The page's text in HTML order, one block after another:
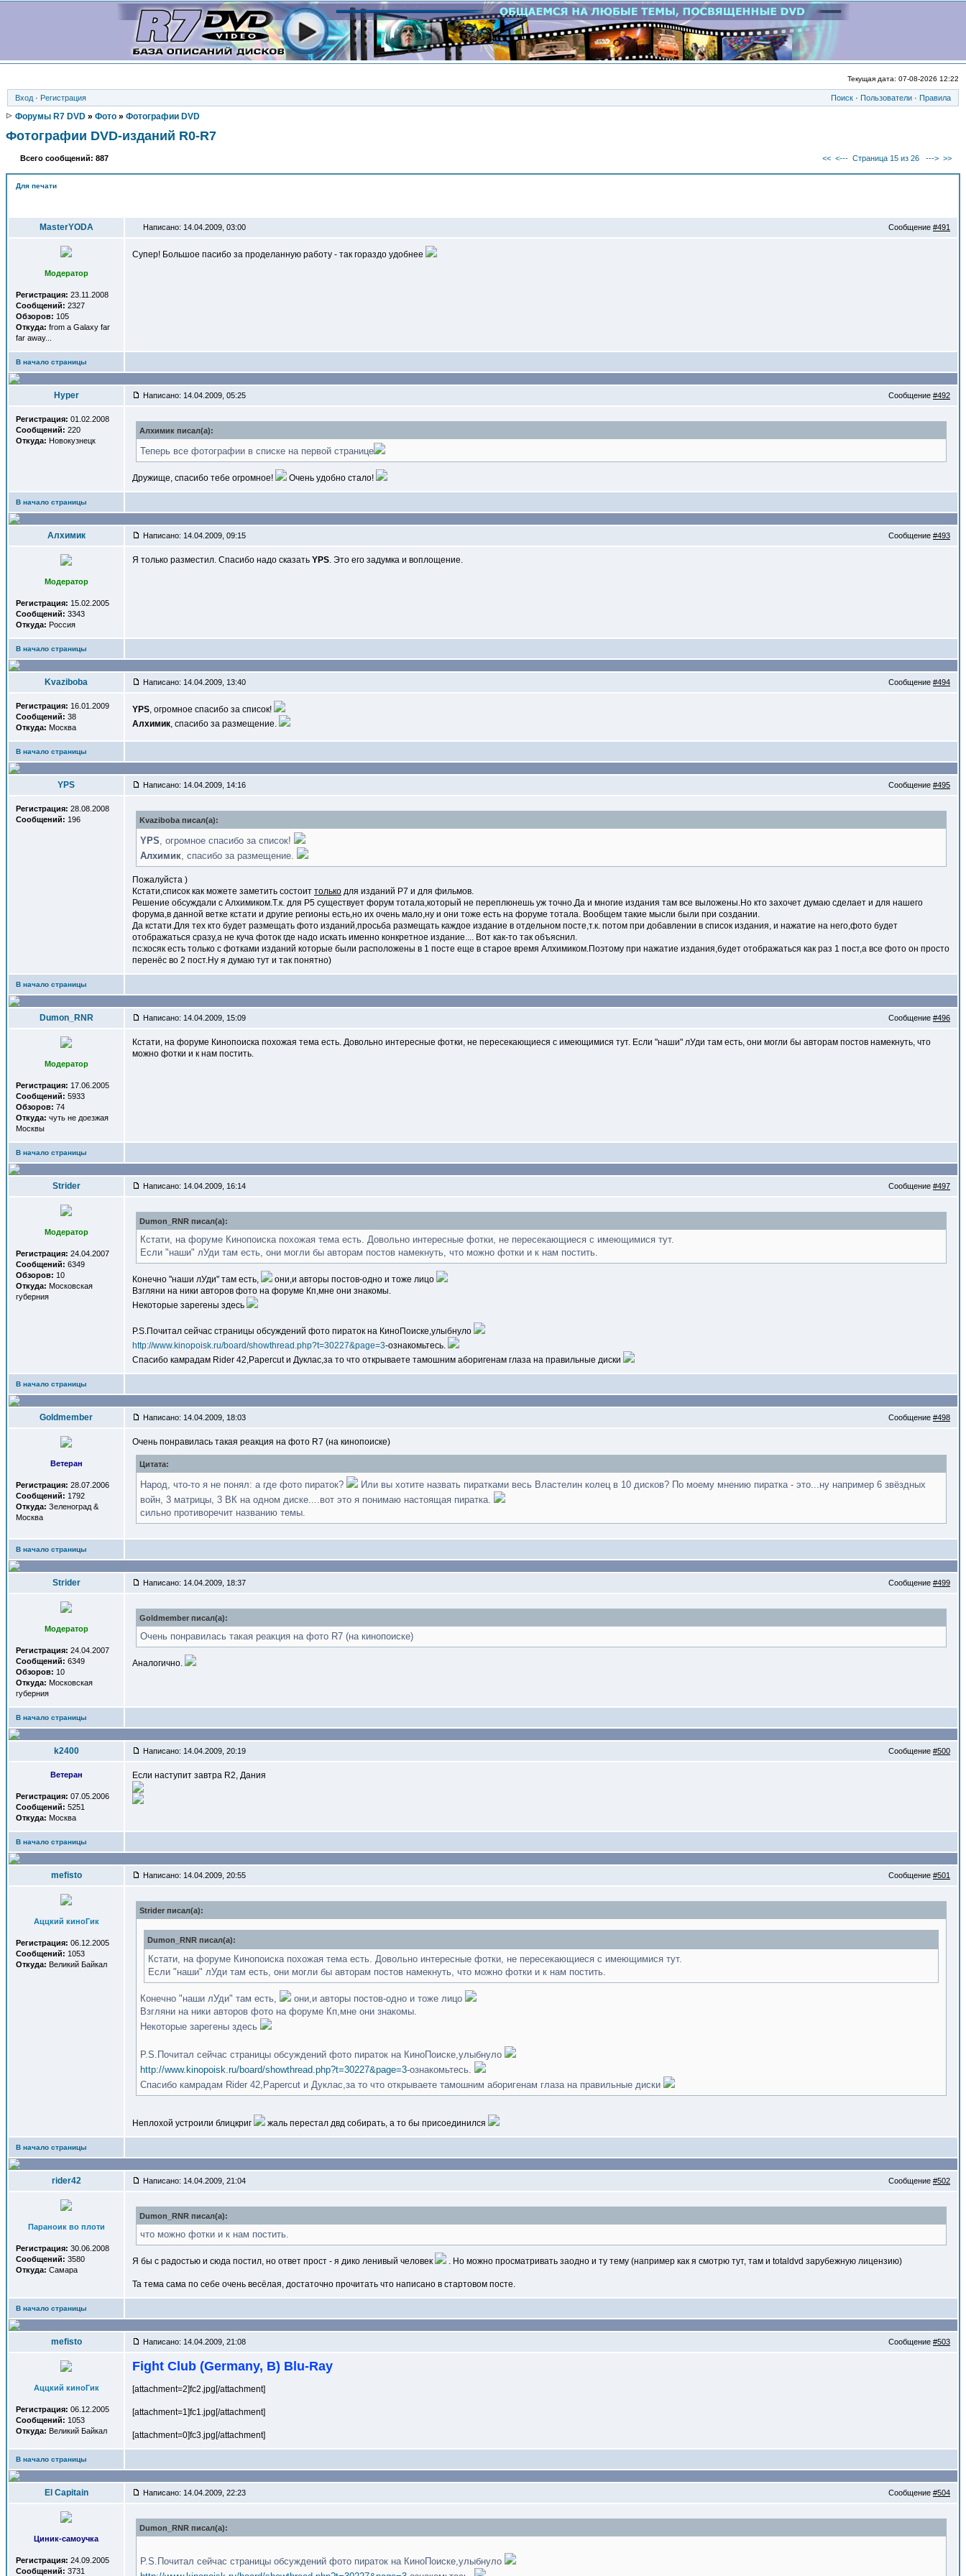
Текущая дата: 07-08-2026 12:22
Вход · Регистрация Поиск · Пользователи · Правила
Форумы R7 DVD » Фото » Фотографии DVD
Фотографии DVD-изданий R0-R7
Всего сообщений: 887 << <--- Страница 15 из 26 ---> >>
Для печати
MasterYODA Написано: 14.04.2009, 03:00 Сообщение #491
Модератор
Регистрация: 23.11.2008
Сообщений: 2327
Обзоров: 105
Откуда: from a Galaxy far
far away...
Супер! Большое пасибо за проделанную работу - так гораздо удобнее
В начало страницы
Hyper Написано: 14.04.2009, 05:25 Сообщение #492
Регистрация: 01.02.2008
Сообщений: 220
Откуда: Новокузнецк
Алхимик писал(a):
Теперь все фотографии в списке на первой странице
Дружище, спасибо тебе огромное! Очень удобно стало!
В начало страницы
Алхимик Написано: 14.04.2009, 09:15 Сообщение #493
Модератор
Регистрация: 15.02.2005
Сообщений: 3343
Откуда: Россия
Я только разместил. Спасибо надо сказать YPS. Это его задумка и воплощение.
В начало страницы
Kvaziboba Написано: 14.04.2009, 13:40 Сообщение #494
Регистрация: 16.01.2009
Сообщений: 38
Откуда: Москва
YPS, огромное спасибо за список!
Алхимик, спасибо за размещение.
В начало страницы
YPS Написано: 14.04.2009, 14:16 Сообщение #495
Регистрация: 28.08.2008
Сообщений: 196 Kvaziboba писал(a):
YPS, огромное спасибо за список!
Алхимик, спасибо за размещение.
Пожалуйста )
Кстати,список как можете заметить состоит только для изданий Р7 и для фильмов.
Решение обсуждали с Алхимиком.Т.к. для Р5 существует форум тотала,который не переплюнешь уж точно.Да и многие издания там все выложены.Но кто захочет думаю сделает и для нашего
форума,в данной ветке кстати и другие регионы есть,но их очень мало,ну и они тоже есть на форуме тотала. Вообщем такие мысли были при создании.
Да кстати.Для тех кто будет размещать фото изданий,просьба размещать каждое издание в отдельном посте,т.к. потом при добавлении в список издания, и нажатие на него,фото будет
отображаться сразу,а не куча фоток где надо искать именно конкретное издание.... Вот как-то так объяснил.
пс:косяк есть только с фотками изданий которые были расположены в 1 посте еще в старое время Алхимиком.Поэтому при нажатие издания,будет отображаться как раз 1 пост,а все фото он просто
перенёс во 2 пост.Ну я думаю тут и так понятно)
В начало страницы
Dumon_RNR Написано: 14.04.2009, 15:09 Сообщение #496
Модератор
Регистрация: 17.06.2005
Сообщений: 5933
Обзоров: 74
Откуда: чуть не доезжая
Москвы
Кстати, на форуме Кинопоиска похожая тема есть. Довольно интересные фотки, не пересекающиеся с имеющимися тут. Если "наши" лУди там есть, они могли бы авторам постов намекнуть, что
можно фотки и к нам постить.
В начало страницы
Strider Написано: 14.04.2009, 16:14 Сообщение #497
Модератор
Регистрация: 24.04.2007
Сообщений: 6349
Обзоров: 10
Откуда: Московская
губерния
Dumon_RNR писал(a):
Кстати, на форуме Кинопоиска похожая тема есть. Довольно интересные фотки, не пересекающиеся с имеющимися тут.
Если "наши" лУди там есть, они могли бы авторам постов намекнуть, что можно фотки и к нам постить.
Конечно "наши лУди" там есть,
они,и авторы постов-одно и тоже лицо
Взгляни на ники авторов фото на форуме Кп,мне они знакомы.
Некоторые зарегены здесь
P.S.Почитал сейчас страницы обсуждений фото пираток на КиноПоиске,улыбнуло
http://www.kinopoisk.ru/board/showthread.php?t=30227&page=3-ознакомьтесь.
Спасибо камрадам Rider 42,Papercut и Дуклас,за то что открываете тамошним аборигенам глаза на правильные диски
В начало страницы
Goldmember Написано: 14.04.2009, 18:03 Сообщение #498
Ветеран
Регистрация: 28.07.2006
Сообщений: 1792
Откуда: Зеленоград &
Москва
Очень понравилась такая реакция на фото R7 (на кинопоиске)
Цитата:
Народ, что-то я не понял: а где фото пираток?
Или вы хотите назвать пиратками весь Властелин колец в 10 дисков? По моему мнению пиратка - это...ну например 6 звёздных
войн, 3 матрицы, 3 ВК на одном диске....вот это я понимаю настоящая пиратка.
сильно противоречит названию темы.
В начало страницы
Strider Написано: 14.04.2009, 18:37 Сообщение #499
Модератор
Регистрация: 24.04.2007
Сообщений: 6349
Обзоров: 10
Откуда: Московская
губерния
Goldmember писал(a):
Очень понравилась такая реакция на фото R7 (на кинопоиске)
Аналогично.
В начало страницы
k2400 Написано: 14.04.2009, 20:19 Сообщение #500
Ветеран
Регистрация: 07.05.2006
Сообщений: 5251
Откуда: Москва
Если наступит завтра R2, Дания
В начало страницы
mefisto Написано: 14.04.2009, 20:55 Сообщение #501
Аццкий киноГик
Регистрация: 06.12.2005
Сообщений: 1053
Откуда: Великий Байкал
Strider писал(a):
Dumon_RNR писал(a):
Кстати, на форуме Кинопоиска похожая тема есть. Довольно интересные фотки, не пересекающиеся с имеющимися тут.
Если "наши" лУди там есть, они могли бы авторам постов намекнуть, что можно фотки и к нам постить.
Конечно "наши лУди" там есть,
они,и авторы постов-одно и тоже лицо
Взгляни на ники авторов фото на форуме Кп,мне они знакомы.
Некоторые зарегены здесь
P.S.Почитал сейчас страницы обсуждений фото пираток на КиноПоиске,улыбнуло
http://www.kinopoisk.ru/board/showthread.php?t=30227&page=3-ознакомьтесь.
Спасибо камрадам Rider 42,Papercut и Дуклас,за то что открываете тамошним аборигенам глаза на правильные диски
Неплохой устроили блицкриг жаль перестал двд собирать, а то бы присоединился
В начало страницы
rider42 Написано: 14.04.2009, 21:04 Сообщение #502
Параноик во плоти
Регистрация: 30.06.2008
Сообщений: 3580
Откуда: Самара
Dumon_RNR писал(a):
что можно фотки и к нам постить.
Я бы с радостью и сюда постил, но ответ прост - я дико ленивый человек . Но можно просматривать заодно и ту тему (например как я смотрю тут, там и totaldvd зарубежную лицензию)
Та тема сама по себе очень весёлая, достаточно прочитать что написано в стартовом посте.
В начало страницы
mefisto Написано: 14.04.2009, 21:08 Сообщение #503
Аццкий киноГик
Регистрация: 06.12.2005
Сообщений: 1053
Откуда: Великий Байкал
Fight Club (Germany, B) Blu-Ray
[attachment=2]fc2.jpg [/attachment]
[attachment=1]fc1.jpg [/attachment]
[attachment=0]fc3.jpg [/attachment]
В начало страницы
El Capitain Написано: 14.04.2009, 22:23 Сообщение #504
Циник-самоучка
Регистрация: 24.09.2005
Сообщений: 3731
Dumon_RNR писал(a):
P.S.Почитал сейчас страницы обсуждений фото пираток на КиноПоиске,улыбнуло